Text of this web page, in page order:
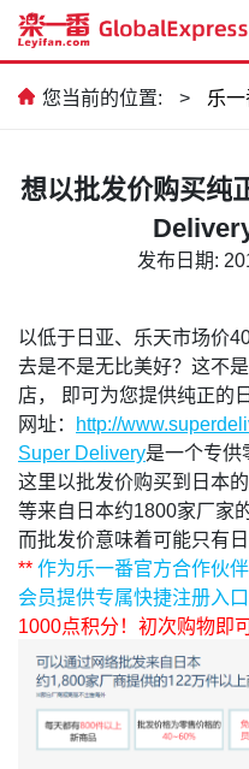
您当前的位置: > 乐
想以批发价购买纯
发布日期:
以低于日亚、乐天市场价
去是不是无比美好？这不
店， 即可为您提供纯正的
网址：
http://
Super Delivery是一个专供
这里以批发价购买到日本
等来自日本约1800家厂家
而批发价意味着可能只有
** 作为乐一番官方合作伙
会员提供专属快捷注册入
1000点积分 ！初次购物即